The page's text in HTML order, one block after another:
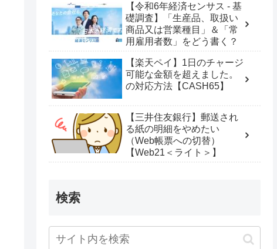
【令和6年経済センサス - 基
礎調査】「生産品、取扱い
商品又は営業種目」＆「常
用雇用者数」をどう書く？
【楽天ペイ】1日のチャージ
可能な金額を超えました。
の対応方法【CASH65】
【三井住友銀行】郵送され
る紙の明細をやめたい
（Web帳票への切替）
【Web21＜ライト＞】
検索